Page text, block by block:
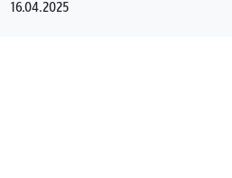
16.04.2025